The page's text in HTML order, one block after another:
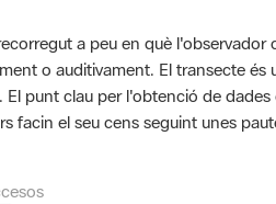
a peu en què
o auditivament. El transecte
El punt clau per l'obtenció de
facin el seu cens seguint unes